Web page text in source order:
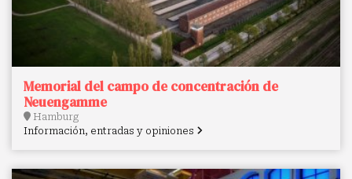
Memorial del campo de concentración de
Neuengamme
Hamburg
Información, entradas y opiniones